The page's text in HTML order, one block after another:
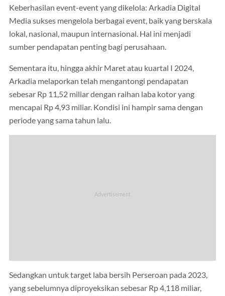
Keberhasilan event-event yang dikelola: Arkadia Digital
Media sukses mengelola berbagai event, baik yang berskala
lokal, nasional, maupun internasional. Hal ini menjadi
sumber pendapatan penting bagi perusahaan.
Sementara itu, hingga akhir Maret atau kuartal I 2024,
Arkadia melaporkan telah mengantongi pendapatan
sebesar Rp 11,52 miliar dengan raihan laba kotor yang
mencapai Rp 4,93 miliar. Kondisi ini hampir sama dengan
periode yang sama tahun lalu.
Sedangkan untuk target laba bersih Perseroan pada 2023,
yang sebelumnya diproyeksikan sebesar Rp 4,118 miliar,